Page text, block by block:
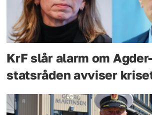
KrF slår alarm om
statsråden avviser